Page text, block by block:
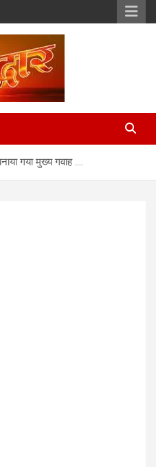
गया मुख्य गवाह ….